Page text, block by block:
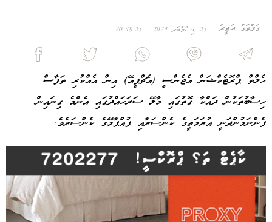
ގުފްތަގް އަޖީރު 25 ޑިސެމްބަރ 2024 - 20:48:25
ހެލްތް ޕްރޮޓެކްޝަން އެޖެންސީ (އެޗްޕީއޭ) އިން އެއްކުރި ތަފާސް
ހިސާބުތަކުން ދައްކާ ގޮތުގައި މާލޭ ސަރަހައްދުގައި އެންމެ ގިނައިން
ފެންނަމުންދަނީ އުރަމަތީގެ ކެންސަރާއި ފުއްޕާމޭގެ ކެންސަރެވެ.